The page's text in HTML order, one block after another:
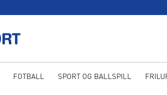
FOTBALL SPORT OG BALLSPILL